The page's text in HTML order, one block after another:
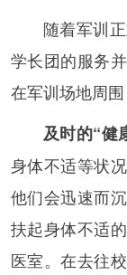
随着军训
学长团的服务
在军训场地周围
及时的“健
身体不适等状
他们会迅速而
扶起身体不适
医室。在去往